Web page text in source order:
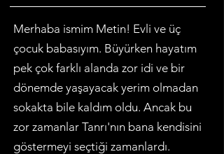
Merhaba ismim Metin! Evli ve üç
çocuk babasıyım. Büyürken hayatım
pek çok farklı alanda zor idi ve bir
dönemde yaşayacak yerim olmadan
sokakta bile kaldım oldu. Ancak bu
zor zamanlar Tanrı'nın bana kendisini
göstermeyi seçtiği zamanlardı.